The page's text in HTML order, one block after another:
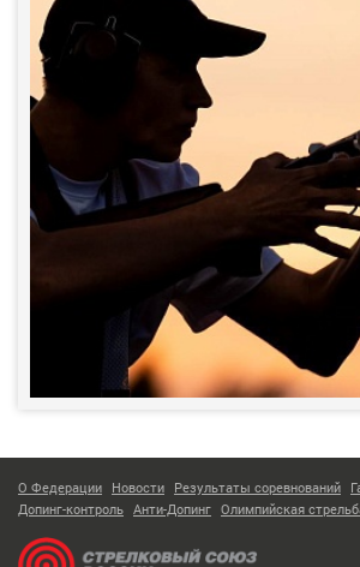
О Федерации Новости Результаты соревнований
Допинг-контроль Анти-Допинг Олимпийская